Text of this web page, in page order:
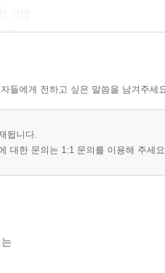
기
의 매력
기의 재미
수필의 재미
영역
들에게 전하고 싶은 말씀을 남겨주세
됩니다.
대한 문의는 1:1 문의를 이용해 주세